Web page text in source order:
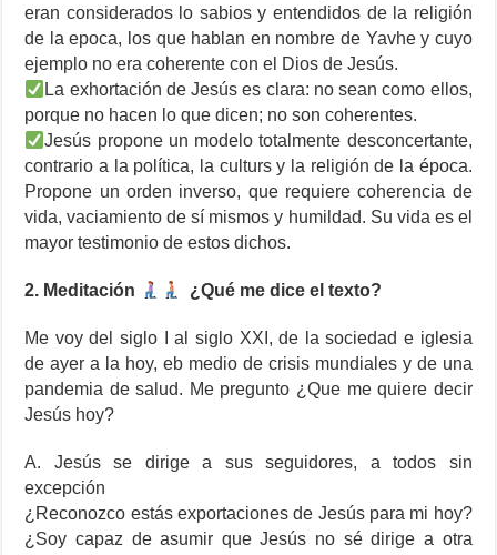
eran considerados lo sabios y entendidos de la religión
de la epoca, los que hablan en nombre de Yavhe y cuyo
ejemplo no era coherente con el Dios de Jesús.
La exhortación de Jesús es clara: no sean como ellos,
porque no hacen lo que dicen; no son coherentes.
Jesús propone un modelo totalmente desconcertante,
contrario a la política, la culturs y la religión de la época.
Propone un orden inverso, que requiere coherencia de
vida, vaciamiento de sí mismos y humildad. Su vida es el
mayor testimonio de estos dichos.
2. Meditación ¿Qué me dice el texto?
Me voy del siglo I al siglo XXI, de la sociedad e iglesia
de ayer a la hoy, eb medio de crisis mundiales y de una
pandemia de salud. Me pregunto ¿Que me quiere decir
Jesús hoy?
A. Jesús se dirige a sus seguidores, a todos sin
excepción
¿Reconozco estás exportaciones de Jesús para mi hoy?
¿Soy capaz de asumir que Jesús no sé dirige a otra